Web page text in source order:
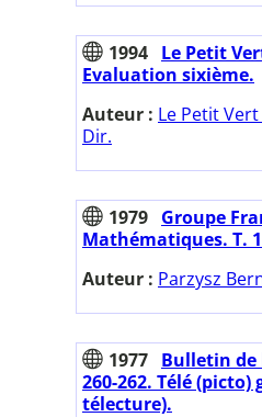
1994 Le Petit
Evaluation sixième.
Auteur : Le Petit
Dir.
1979 Groupe
Mathématiques. T.
Auteur : Parzysz
1977 Bulletin de
260-262. Télé
télecture).